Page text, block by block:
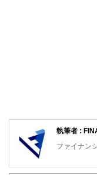
執筆者 :
ファイナン